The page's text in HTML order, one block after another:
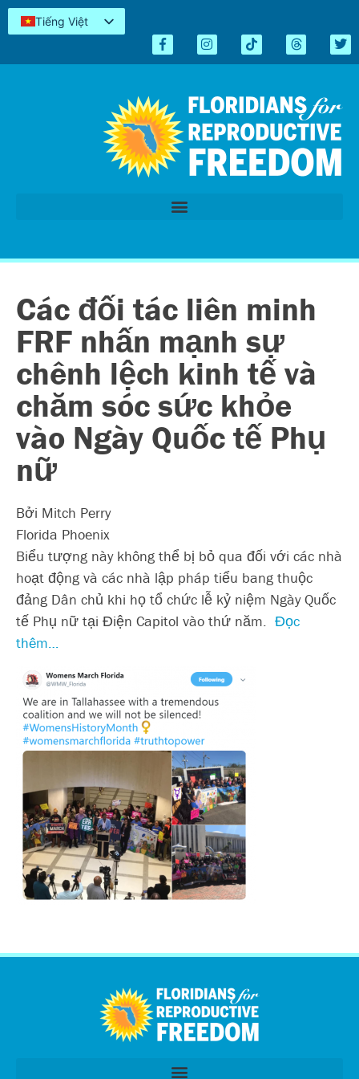
Tiếng Việt
Español
Các đối tác liên minh
FRF nhấn mạnh sự
chênh lệch kinh tế và
chăm sóc sức khỏe
vào Ngày Quốc tế Phụ
nữ
Bởi Mitch Perry
Florida Phoenix
Biểu tượng này không thể bị bỏ qua đối với các nhà
hoạt động và các nhà lập pháp tiểu bang thuộc
đảng Dân chủ khi họ tổ chức lễ kỷ niệm Ngày Quốc
tế Phụ nữ tại Điện Capitol vào thứ năm. Đọc
thêm…
اردو